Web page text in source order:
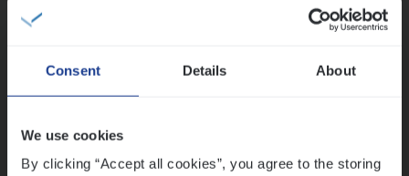
Consent Details About
We use cookies
By clicking “Accept all cookies”, you agree to the storing
Sales Management
ITBusi­ness Analyst
IT, Change & Innovation